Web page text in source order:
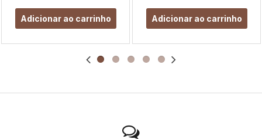
Adicionar ao carrinho Adicionar ao carrinho